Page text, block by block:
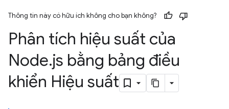
Thông tin này có hữu ích không cho bạn không?
Phân tích hiệu suất của
Node.js bằng bảng điều
khiển Hiệu suất